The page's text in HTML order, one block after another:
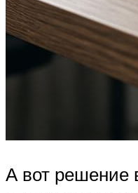
А вот решение